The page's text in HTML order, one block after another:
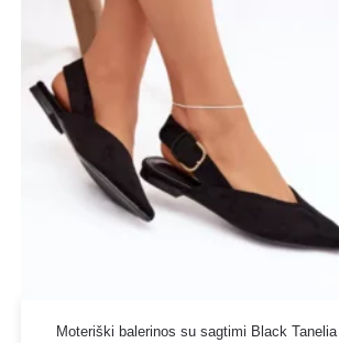
Moteriški balerinos su sagtimi Black Tanelia